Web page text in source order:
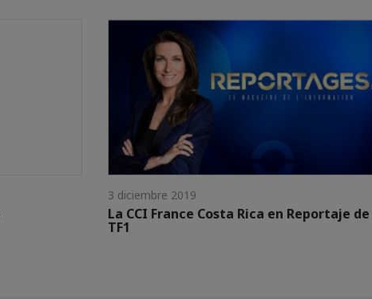
3 diciembre 2019
La CCI France Costa Rica en Reportaje de
TF1